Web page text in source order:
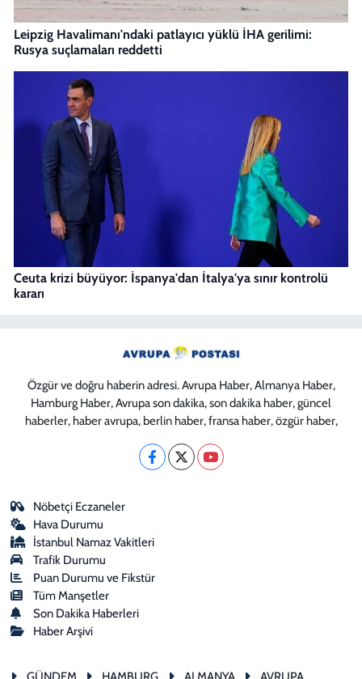
Leipzig Havalimanı'ndaki patlayıcı yüklü İHA gerilimi:
Rusya suçlamaları reddetti
Ceuta krizi büyüyor: İspanya'dan İtalya'ya sınır kontrolü
kararı
Özgür ve doğru haberin adresi. Avrupa Haber, Almanya Haber,
Hamburg Haber, Avrupa son dakika, son dakika haber, güncel
haberler, haber avrupa, berlin haber, fransa haber, özgür haber,
Nöbetçi Eczaneler
Hava Durumu
İstanbul Namaz Vakitleri
Trafik Durumu
Puan Durumu ve Fikstür
Tüm Manşetler
Son Dakika Haberleri
Haber Arşivi